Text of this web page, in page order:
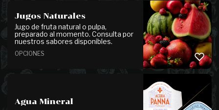
Jugos Naturales
Jugo de fruta natural o pulpa,
preparado al momento. Consulta por
nuestros sabores disponibles.
OPCIONES
Agua Mineral